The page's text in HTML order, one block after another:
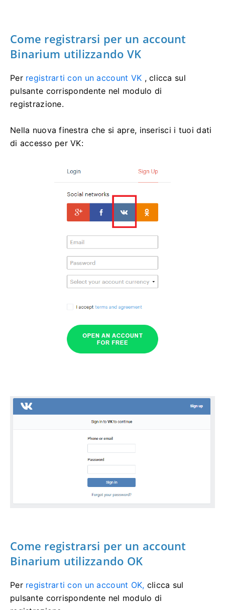
Come registrarsi per un account
Binarium utilizzando VK
Per registrarti con un account VK , clicca sul
pulsante corrispondente nel modulo di
registrazione.
Nella nuova finestra che si apre, inserisci i tuoi dati
di accesso per VK:
Come registrarsi per un account
Binarium utilizzando OK
Per registrarti con un account OK, clicca sul
pulsante corrispondente nel modulo di